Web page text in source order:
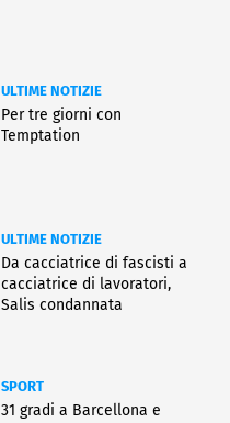
ULTIME NOTIZIE
Per tre giorni con
Temptation
ULTIME NOTIZIE
Da cacciatrice di fascisti a
cacciatrice di lavoratori,
Salis condannata
SPORT
31 gradi a Barcellona e